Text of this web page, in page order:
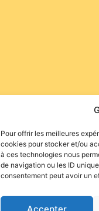
Pour offrir les meilleures
cookies pour stocker et/ou
à ces technologies nous
de navigation ou les ID
consentement peut avoir un
Accepter